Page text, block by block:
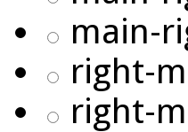
main-
right-
right-